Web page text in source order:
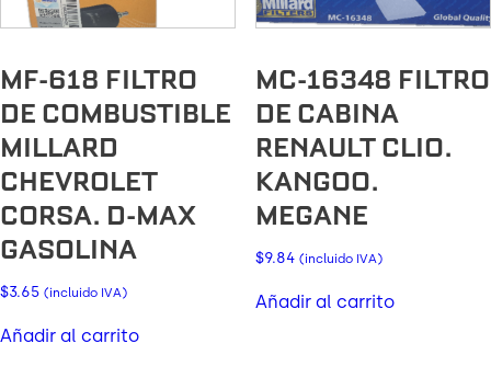
MF-618 FILTRO
DE COMBUSTIBLE
MILLARD
CHEVROLET
CORSA. D-MAX
GASOLINA
$3.65 (incluido IVA)
Añadir al carrito
MC-16348 FILTRO
DE CABINA
RENAULT CLIO.
KANGOO.
MEGANE
$9.84 (incluido IVA)
Añadir al carrito